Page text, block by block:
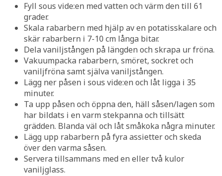
Fyll sous vide:en med vatten och värm den till 61
grader.
Skala rabarbern med hjälp av en potatisskalare och
skär rabarbern i 7-10 cm långa bitar.
Dela vaniljstången på längden och skrapa ur fröna.
Vakuumpacka rabarbern, smöret, sockret och
vaniljfröna samt själva vaniljstången.
Lägg ner påsen i sous vide:en och låt ligga i 35
minuter.
Ta upp påsen och öppna den, häll såsen/lagen som
har bildats i en varm stekpanna och tillsätt
grädden. Blanda väl och låt småkoka några minuter.
Lägg upp rabarbern på fyra assietter och skeda
över den varma såsen.
Servera tillsammans med en eller två kulor
vaniljglass.